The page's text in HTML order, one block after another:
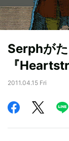
Serphが
『
2011.04.15 Fri